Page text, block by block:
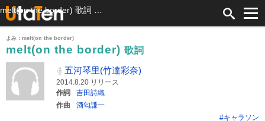
よみ：melt(on the border)
melt(on the border) 歌詞
五河琴里(竹達彩奈)
2014.8.20 リリース
作詞
吉田詩織
作曲
酒匂謙一
#キャラソン